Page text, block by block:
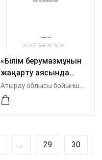
«Білім берумазмұнын
жаңарту аясында
бастауыш
сыныптардағы
өлкетану негіздері»
… 29 30